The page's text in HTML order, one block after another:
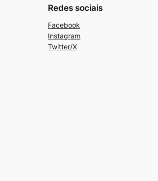
Redes sociais
Facebook
Instagram
Twitter/X